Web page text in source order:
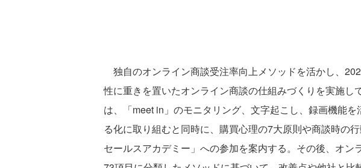
独自のオンライン商談受注率向上メソッドを活かし、
性に重きを置いたオンライン商談の仕組みづくりを実施し
は、「meet in」のモニタリング、文字起こし、録画機能を
る化に取り組むと同時に、購買心理の7大原則や商談時の
セールスアカデミー」への参加を案内する。その後、オン